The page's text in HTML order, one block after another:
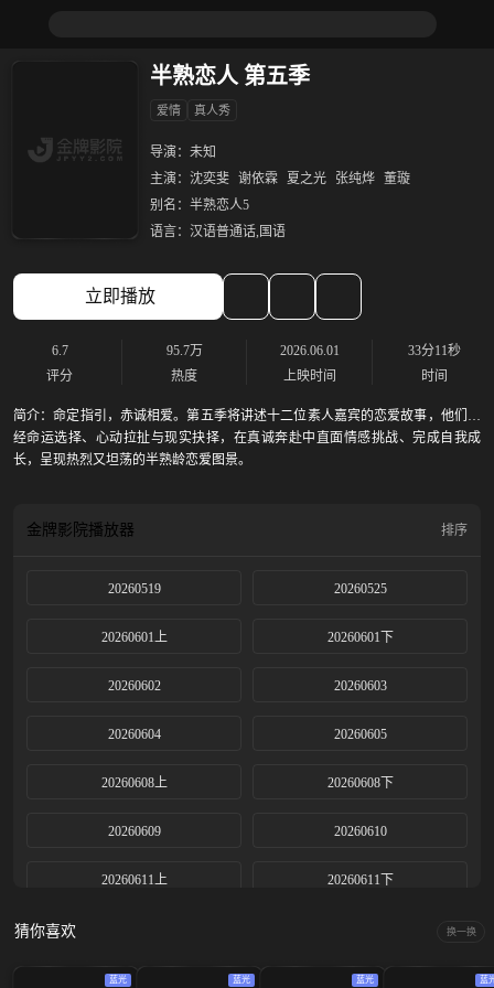
半熟恋人 第五季
爱情 真人秀
导演： 未知
主演： 沈奕斐 谢依霖 夏之光 张纯烨 董璇
别名： 半熟恋人5
语言： 汉语普通话,国语
立即播放
6.7
评分
95.7万
热度
2026.06.01
上映时间
33分11秒
时间
简介：命定指引，赤诚相爱。第五季将讲述十二位素人嘉宾的恋爱故事，他们历
经命运选择、心动拉扯与现实抉择，在真诚奔赴中直面情感挑战、完成自我成
长，呈现热烈又坦荡的半熟龄恋爱图景。
金牌影院播放器 排序
20260519 20260525
20260601上 20260601下
20260602 20260603
20260604 20260605
20260608上 20260608下
20260609 20260610
20260611上 20260611下
20260615下 20260616
猜你喜欢 换一换
蓝光 蓝光 蓝光 蓝